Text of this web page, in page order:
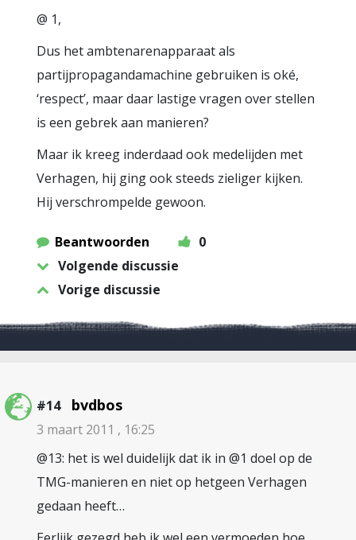
@ 1,
Dus het ambtenarenapparaat als
partijpropagandamachine gebruiken is oké,
‘respect’, maar daar lastige vragen over stellen
is een gebrek aan manieren?
Maar ik kreeg inderdaad ook medelijden met
Verhagen, hij ging ook steeds zieliger kijken.
Hij verschrompelde gewoon.
Beantwoorden
0
Volgende discussie
Vorige discussie
#14 bvdbos
3 maart 2011 , 16:25
@13: het is wel duidelijk dat ik in @1 doel op de
TMG-manieren en niet op hetgeen Verhagen
gedaan heeft…